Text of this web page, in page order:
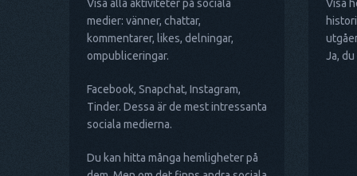
Visa alla aktiviteter på sociala
medier: vänner, chattar,
kommentarer, likes, delningar,
ompubliceringar.
Facebook, Snapchat, Instagram,
Tinder. Dessa är de mest intressanta
sociala medierna.
Du kan hitta många hemligheter på
Visa
Ja,